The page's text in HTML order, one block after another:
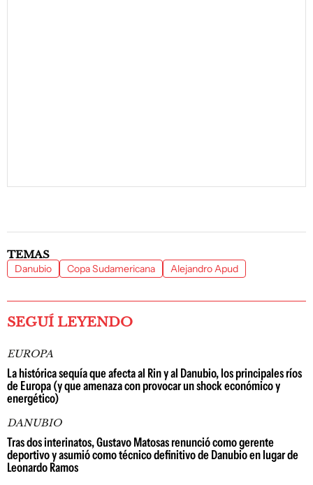
TEMAS
Danubio Copa Sudamericana Alejandro Apud
SEGUÍ LEYENDO
EUROPA
La histórica sequía que afecta al Rin y al Danubio, los principales ríos
de Europa (y que amenaza con provocar un shock económico y
energético)
DANUBIO
Tras dos interinatos, Gustavo Matosas renunció como gerente
deportivo y asumió como técnico definitivo de Danubio en lugar de
Leonardo Ramos